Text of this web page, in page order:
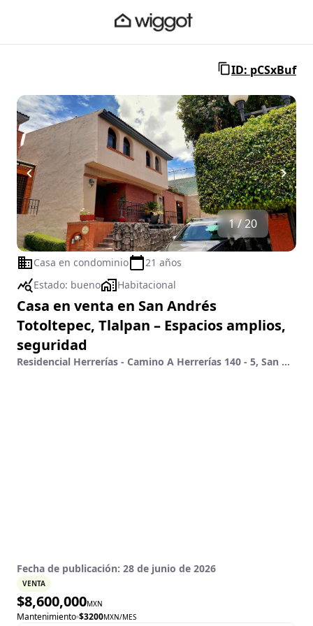
ID: pCSxBuf
1 / 20
Casa en condominio
21 años
Estado: bueno Habitacional
Casa en venta en San Andrés
Totoltepec, Tlalpan – Espacios amplios,
seguridad
Residencial Herrerías - Camino A Herrerías 140 - 5, San Andrés Totoltepec, Tlalpan, Ciudad De México
Fecha de publicación: 28 de junio de 2026
VENTA
$8,600,000MXN
Mantenimiento $3200MXN/MES